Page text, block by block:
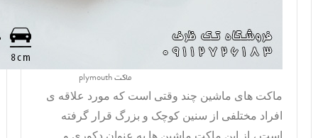
ماکت plymouth
ماکت های ماشین چند وقتی است که مورد علاقه ی
افراد مختلفی از سنین کوچک و بزرگ قرار گرفته